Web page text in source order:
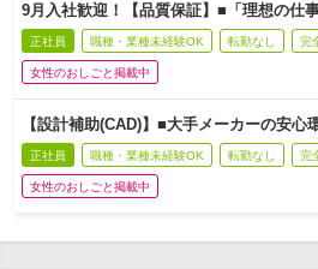
9月入社歓迎！【品質保証】■「理想の仕
正社員 職種・業種未経験OK 転勤なし 完
女性のおしごと掲載中
【設計補助(CAD)】■大手メーカーの安心
正社員 職種・業種未経験OK 転勤なし 完
女性のおしごと掲載中